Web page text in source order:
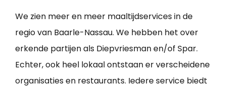
We zien meer en meer maaltijdservices in de
regio van Baarle-Nassau. We hebben het over
erkende partijen als Diepvriesman en/of Spar.
Echter, ook heel lokaal ontstaan er verscheidene
organisaties en restaurants. Iedere service biedt